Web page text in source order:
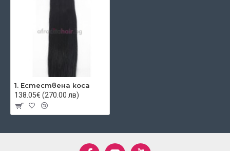
1. Естествена коса
138.05€ (270.00 лв)